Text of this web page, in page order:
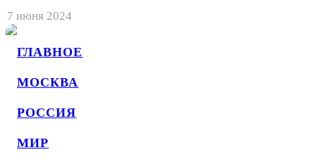
ГЛАВНОЕ
МОСКВА
РОССИЯ
МИР
7 июня 2024